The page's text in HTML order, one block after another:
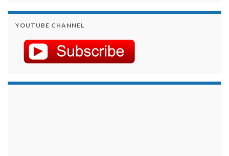
YOUTUBE CHANNEL